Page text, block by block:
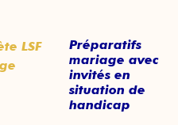
Préparatifs
mariage avec
invités en
situation de
handicap